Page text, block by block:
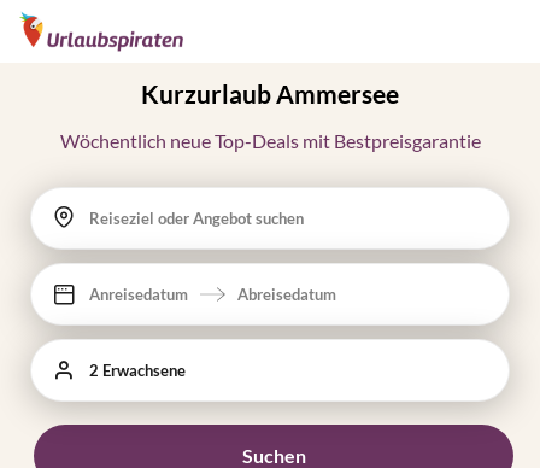
Kurzurlaub Ammersee
Wöchentlich neue Top-Deals mit Bestpreisgarantie
Reiseziel oder Angebot suchen
Anreisedatum Abreisedatum
2 Erwachsene
Suchen